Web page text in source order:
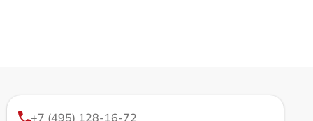
+7 (495) 128-16-72